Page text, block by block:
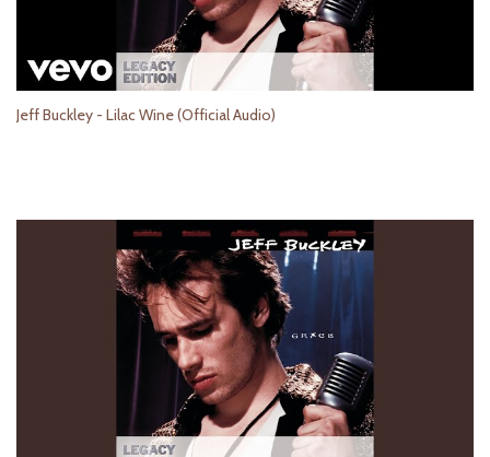
Jeff Buckley - Lilac Wine (Official Audio)